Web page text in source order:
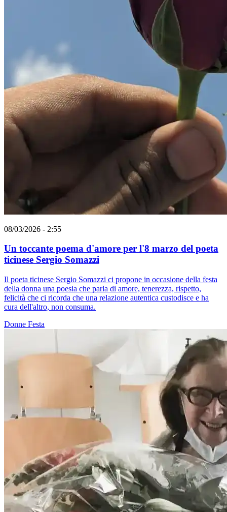
08/03/2026 - 2:55
Un toccante poema d'amore per l'8 marzo del poeta
ticinese Sergio Somazzi
Il poeta ticinese Sergio Somazzi ci propone in occasione della festa
della donna una poesia che parla di amore, tenerezza, rispetto,
felicità che ci ricorda che una relazione autentica custodisce e ha
cura dell'altro, non consuma.
Donne Festa